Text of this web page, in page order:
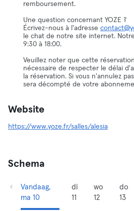
remboursement.
Une question concernant YOZE ?
Écrivez-nous à l'adresse
le chat de notre site internet.
9:30 à 18:00.
Veuillez noter que cette
nécessaire de respecter le délai
la réservation. Si vous n'annulez
sera décompté de votre
Website
https://www.yoze.fr/salles/alesia
Schema
Vandaag,
ma 10
di
11
wo
12
do
13